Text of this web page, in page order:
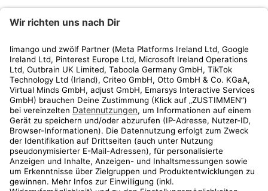
Kundenservice
Shop
Aktionen
Travel